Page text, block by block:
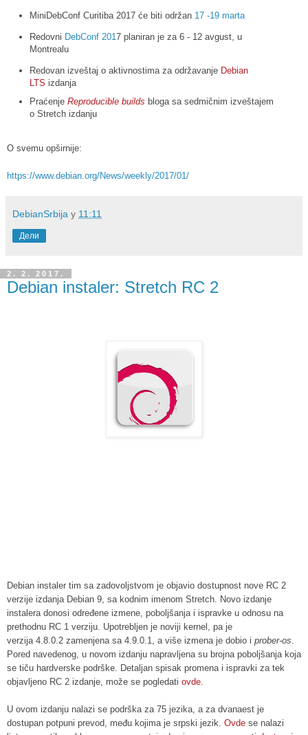
MiniDebConf Curitiba 2017 će biti održan 17 -19 marta
Redovni DebConf 2017 planiran je za 6 - 12 avgust, u
Montrealu
Redovan izveštaj o aktivnostima za održavanje Debian
LTS izdanja
Praćenje Reproducible builds bloga sa sedmičnim izveštajem
o Stretch izdanju
O svemu opširnije:
https://www.debian.org/News/weekly/2017/01/
DebianSrbija у 11:11
Дели
2. 2. 2017.
Debian instaler: Stretch RC 2
Debian instaler tim sa zadovoljstvom je objavio dostupnost nove RC 2
verzije izdanja Debian 9, sa kodnim imenom Stretch. Novo izdanje
instalera donosi određene izmene, poboljšanja i ispravke u odnosu na
prethodnu RC 1 verziju. Upotrebljen je noviji kernel, pa je
verzija 4.8.0.2 zamenjena sa 4.9.0.1, a više izmena je dobio i prober-os
Pored navedenog, u novom izdanju napravljena su brojna poboljšanja koja
se tiču hardverske podrške. Detaljan spisak promena i ispravki za tek
objavljeno RC 2 izdanje, može se pogledati ovde.
U ovom izdanju nalazi se podrška za 75 jezika, a za dvanaest je
dostupan potpuni prevod, među kojima je srpski jezik. Ovde se nalazi